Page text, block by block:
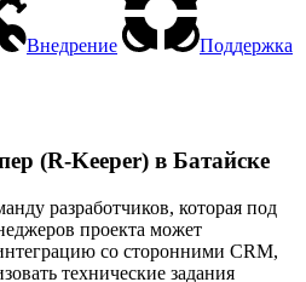
Внедрение Поддержка
(R-Keeper) в Батайске
разработчиков, которая под
проекта может
со сторонними CRM,
технические задания